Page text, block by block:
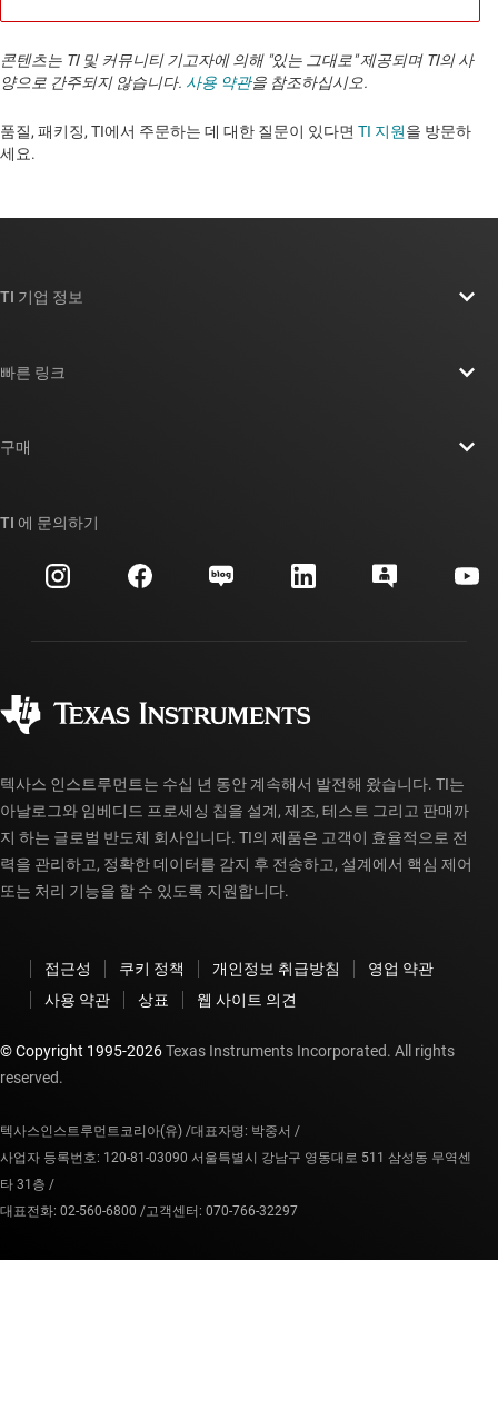
콘텐츠는 TI 및 커뮤니티 기고자에 의해 "있는 그대로" 제공되며 TI의 사
양으로 간주되지 않습니다. 사용 약관을 참조하십시오.
품질, 패키징, TI에서 주문하는 데 대한 질문이 있다면 TI 지원을 방문하
세요. ​​​​​​​​​​​​​​
TI 기업 정보
투자 관계
제조
빠른 링크
대체품 검색
고객 지원 센터
myTI 계정 FAQ
구매
주문 FAQ
TI 에 문의하기
텍사스 인스트루먼트는 수십 년 동안 계속해서 발전해 왔습니다. TI는
아날로그와 임베디드 프로세싱 칩을 설계, 제조, 테스트 그리고 판매까
지 하는 글로벌 반도체 회사입니다. TI의 제품은 고객이 효율적으로 전
력을 관리하고, 정확한 데이터를 감지 후 전송하고, 설계에서 핵심 제어
또는 처리 기능을 할 수 있도록 지원합니다.
접근성 쿠키 정책 개인정보 취급방침
영업 약관
사용 약관
상표 웹 사이트 의견
© Copyright 1995-2026Texas Instruments Incorporated. All rights
reserved.
텍사스인스트루먼트코리아(유) /대표자명: 박중서 /
사업자 등록번호: 120-81-03090 서울특별시 강남구 영동대로 511 삼성동 무역센
타 31층 /
대표전화: 02-560-6800 /고객센터: 070-766-32297